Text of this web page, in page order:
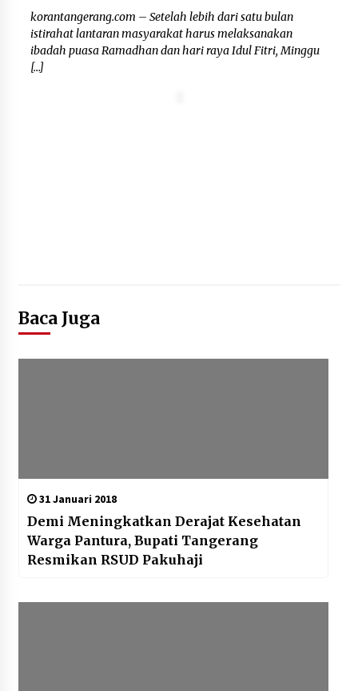
“Anak Kades Jadi Kaur Keuangan?
Skandal Nepotisme Desa Buaran
Bambu Meledak!”
korantangerang.com – Setelah lebih dari satu bulan
istirahat lantaran masyarakat harus melaksanakan
ibadah puasa Ramadhan dan hari raya Idul Fitri, Minggu
[…]
Baca Juga
31 Januari 2018
Demi Meningkatkan Derajat Kesehatan
Warga Pantura, Bupati Tangerang
Resmikan RSUD Pakuhaji